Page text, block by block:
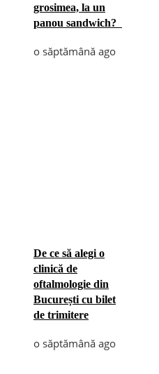
grosimea, la un
panou sandwich?
o săptămână ago
De ce să alegi o
clinică de
oftalmologie din
București cu bilet
de trimitere
o săptămână ago